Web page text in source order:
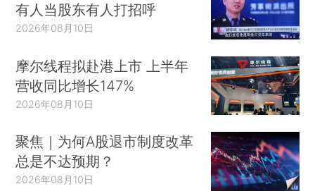
有人当股东有人打招呼
2026年08月10日
摩尔线程拟赴港上市 上半年
营收同比增长147%
2026年08月10日
聚焦｜为何A股退市制度改革
总是不达预期？
2026年08月10日